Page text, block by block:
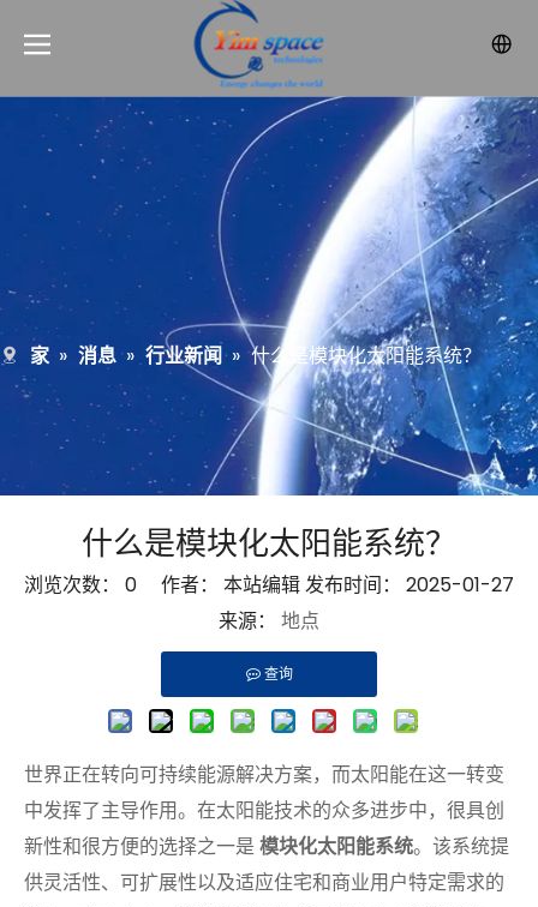
家 » 消息 » 行业新闻 » 什么是模块化太阳能系统？
什么是模块化太阳能系统？
浏览次数： 0 作者： 本站编辑 发布时间： 2025-01-27
来源： 地点
查询
世界正在转向可持续能源解决方案，而太阳能在这一转变
中发挥了主导作用。在太阳能技术的众多进步中，很具创
新性和很方便的选择之一是模块化太阳能系统。该系统提
供灵活性、可扩展性以及适应住宅和商业用户特定需求的